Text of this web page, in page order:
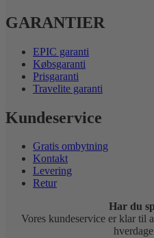
GARANTIER
EPIC garanti
Købsgaranti
Prisgaranti
Travelite garanti
Kundeservice
Gratis ombytning
Kontakt
Levering
Retur
Har du
Vores kundeservice er klar til